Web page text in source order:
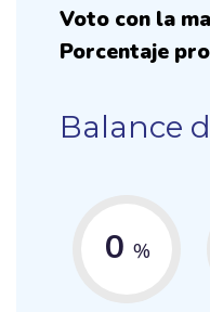
Voto con la
Porcentaje
Balance
0 %